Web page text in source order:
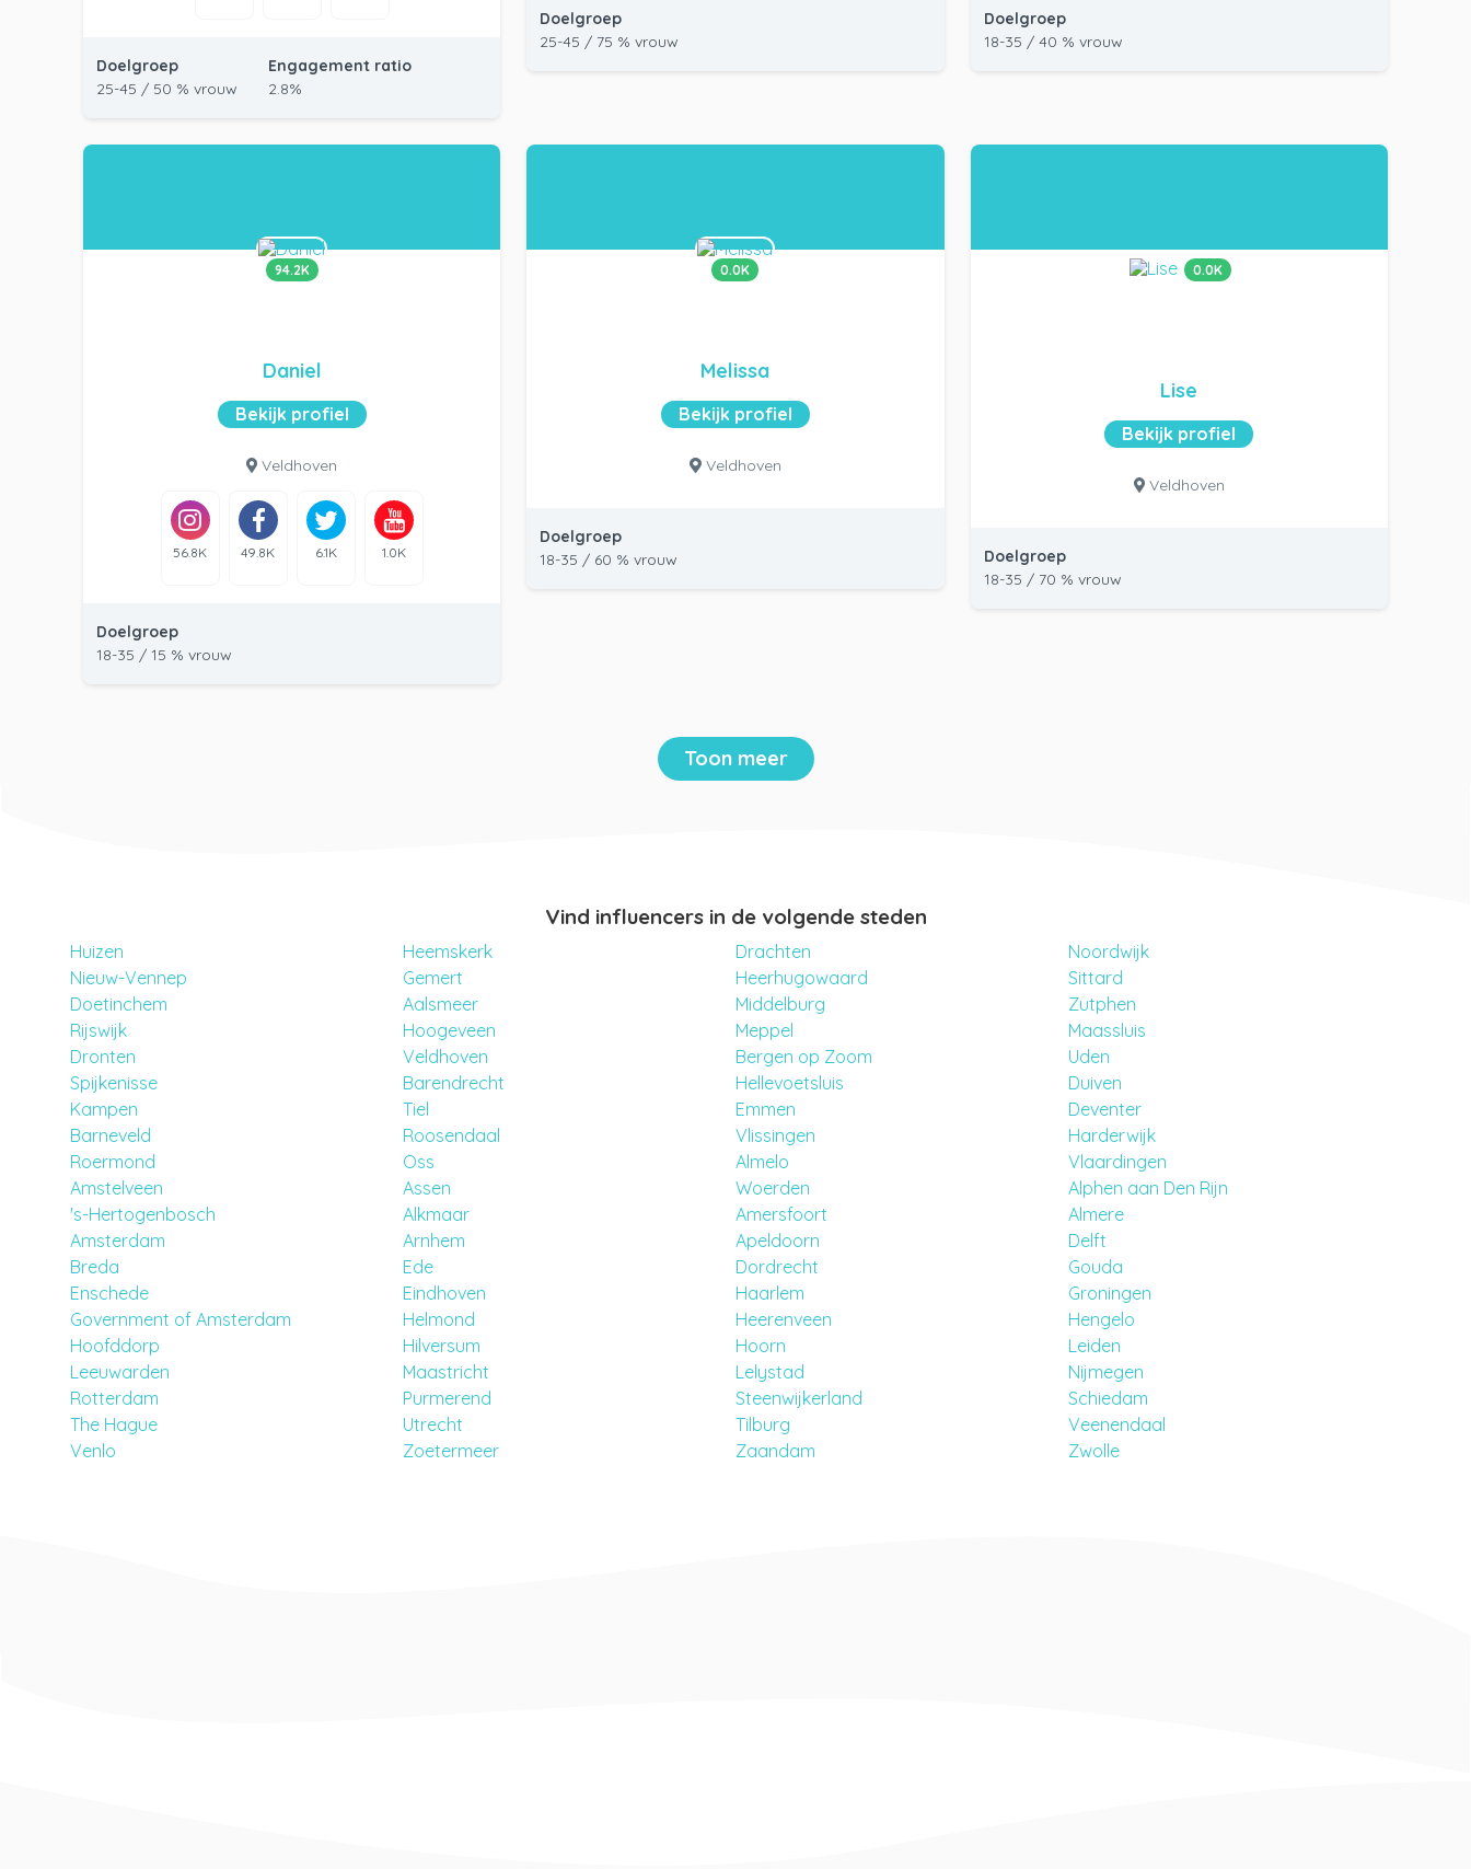
Doelgroep
25-45 / 50 % vrouw
Engagement ratio
2.8%
Doelgroep
25-45 / 75 % vrouw
Doelgroep
18-35 / 40 % vrouw
94.2K
Daniel
Bekijk profiel
Veldhoven
56.8K 49.8K 6.1K 1.0K
Doelgroep
18-35 / 15 % vrouw
0.0K
Melissa
Bekijk profiel
Veldhoven
Doelgroep
18-35 / 60 % vrouw
0.0K
Lise
Bekijk profiel
Veldhoven
Doelgroep
18-35 / 70 % vrouw
Toon meer
Vind influencers in de volgende steden
Huizen Heemskerk Drachten
Noordwijk
Nieuw-Vennep
Gemert Heerhugowaard
Sittard
Doetinchem
Aalsmeer Middelburg
Zutphen
Rijswijk
Hoogeveen Meppel
Maassluis
Dronten
Veldhoven Bergen op Zoom
Uden
Spijkenisse
Barendrecht Hellevoetsluis
Duiven
Kampen
Tiel Emmen
Deventer
Barneveld
Roosendaal Vlissingen
Harderwijk
Roermond
Oss Almelo
Vlaardingen
Amstelveen
Assen Woerden
Alphen aan Den Rijn
's-Hertogenbosch
Alkmaar Amersfoort
Almere
Amsterdam
Arnhem Apeldoorn
Delft
Breda
Ede Dordrecht
Gouda
Enschede
Eindhoven Haarlem
Groningen
Government of Amsterdam
Helmond Heerenveen
Hengelo
Hoofddorp
Hilversum Hoorn
Leiden
Leeuwarden
Maastricht Lelystad
Nijmegen
Rotterdam
Purmerend Steenwijkerland
Schiedam
The Hague
Utrecht Tilburg
Veenendaal
Venlo
Zoetermeer Zaandam Zwolle